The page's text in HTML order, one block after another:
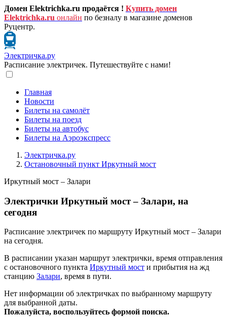
Домен Elektrichka.ru продаётся ! Купить домен
Elektrichka.ru онлайн по безналу в магазине доменов
Руцентр.
Электричка.ру
Расписание электричек. Путешествуйте с нами!
Главная
Новости
Билеты на самолёт
Билеты на поезд
Билеты на автобус
Билеты на Аэроэкспресс
Электричка.ру
Остановочный пункт Иркутный мост
Иркутный мост – Залари
Электрички Иркутный мост – Залари, на
сегодня
Расписание электричек по маршруту Иркутный мост – Залари
на сегодня.
В расписании указан маршрут электрички, время отправления
с остановочного пункта Иркутный мост и прибытия на жд
станцию Залари, время в пути.
Нет информации об электричках по выбранному маршруту
для выбранной даты.
Пожалуйста, воспользуйтесь формой поиска.